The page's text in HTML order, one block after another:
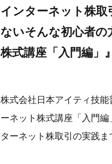
インターネット株
ないそんな初心者
株式講座「入門編」
株式会社日本アイティ技
ーネット株式講座「入門
ターネット株取引の実践